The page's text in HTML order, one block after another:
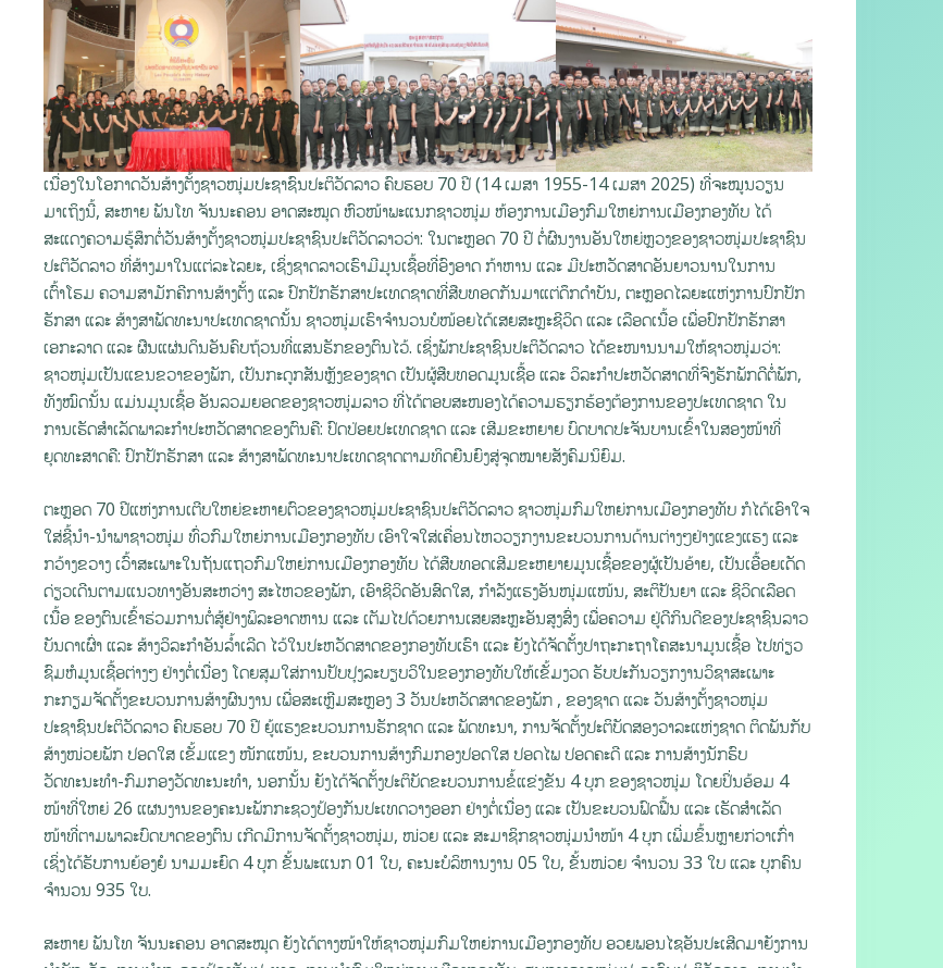
ເນື່ອງໃນໂອກາດວັນສ້າງຕັ້ງຊາວໜຸ່ມປະຊາຊົນປະຕິວັດລາວ ຄົບຮອບ 70 ປີ (14 ເມສາ 1955-14 ເມສາ 2025) ທີ່ຈະໝູນວຽນ
ມາເຖິງນີ້, ສະຫາຍ ພັນໂທ ຈັນນະຄອນ ອາດສະໝຸດ ຫົວໜ້າພະແນກຊາວໜຸ່ມ ຫ້ອງການເມືອງກົມໃຫຍ່ການເມືອງກອງທັບ ໄດ້
ສະແດງຄວາມຮູ້ສຶກຕໍ່ວັນສ້າງຕັ້ງຊາວໜຸ່ມປະຊາຊົນປະຕິວັດລາວວ່າ: ໃນຕະຫຼອດ 70 ປີ ຕໍ່ຜົນງານອັນໃຫຍ່ຫຼວງຂອງຊາວໜຸ່ມປະຊາຊົນ
ປະຕິວັດລາວ ທີ່ສ້າງມາໃນແຕ່ລະໄລຍະ, ເຊິ່ງຊາດລາວເຮົາມີມູນເຊື້ອທີ່ອົງອາດ ກ້າຫານ ແລະ ມີປະຫວັດສາດອັນຍາວນານໃນການ
ເຕົ້າໂຮມ ຄວາມສາມັກຄີການສ້າງຕັ້ງ ແລະ ປົກປັກຮັກສາປະເທດຊາດທີ່ສືບທອດກັນມາແຕ່ດຶກດຳບັນ, ຕະຫຼອດໄລຍະແຫ່ງການປົກປັກ
ຮັກສາ ແລະ ສ້າງສາພັດທະນາປະເທດຊາດນັ້ນ ຊາວໜຸ່ມເຮົາຈໍານວນບໍໜ້ອຍໄດ້ເສຍສະຫຼະຊີວິດ ແລະ ເລືອດເນື້ອ ເພື່ອປົກປັກຮັກສາ
ເອກະລາດ ແລະ ຜືນແຜ່ນດິນອັນຄົບຖ້ວນທີ່ແສນຮັກຂອງຕົນໄວ້. ເຊິ່ງພັກປະຊາຊົນປະຕິວັດລາວ ໄດ້ຂະໜານນາມໃຫ້ຊາວໜຸ່ມວ່າ:
ຊາວໜຸ່ມເປັນແຂນຂວາຂອງພັກ, ເປັນກະດູກສັນຫຼັງຂອງຊາດ ເປັນຜູ້ສືບທອດມູນເຊື້ອ ແລະ ວິລະກຳປະຫວັດສາດທີ່ຈົງຮັກພັກດີຕໍ່ພັກ,
ທັງໝົດນັ້ນ ແມ່ນມູນເຊື້ອ ອັນລວມຍອດຂອງຊາວໜຸ່ມລາວ ທີ່ໄດ້ຕອບສະໜອງໄດ້ຄວາມຮຽກຮ້ອງຕ້ອງການຂອງປະເທດຊາດ ໃນ
ການເຮັດສໍາເລັດພາລະກຳປະຫວັດສາດຂອງຕົນຄື: ປົດປ່ອຍປະເທດຊາດ ແລະ ເສີມຂະຫຍາຍ ບົດບາດປະຈັນບານເຂົ້າໃນສອງໜ້າທີ່
ຍຸດທະສາດຄື: ປົກປັກຮັກສາ ແລະ ສ້າງສາພັດທະນາປະເທດຊາດຕາມທິດຍືນຍົງສູ່ຈຸດໝາຍສັງຄົມນິຍົມ.
ຕະຫຼອດ 70 ປີແຫ່ງການເຕີບໃຫຍ່ຂະຫາຍຕົວຂອງຊາວໜຸ່ມປະຊາຊົນປະຕິວັດລາວ ຊາວໜຸ່ມກົມໃຫຍ່ການເມືອງກອງທັບ ກໍໄດ້ເອົາໃຈ
ໃສ່ຊີ້ນໍາ-ນໍາພາຊາວໜຸ່ມ ທົ່ວກົມໃຫຍ່ການເມືອງກອງທັບ ເອົາໃຈໃສ່ເຄື່ອນໄຫວວຽກງານຂະບວນການດ້ານຕ່າງໆຢ່າງແຂງແຮງ ແລະ
ກວ້າງຂວາງ ເວົ້າສະເພາະໃນຖັນແຖວກົມໃຫຍ່ການເມືອງກອງທັບ ໄດ້ສືບທອດເສີມຂະຫຍາຍມູນເຊື້ອຂອງຜູ້ເປັນອ້າຍ, ເປັນເອື້ອຍເດັດ
ດ່ຽວເດີນຕາມແນວທາງອັນສະຫວ່າງ ສະໄຫວຂອງພັກ, ເອົາຊີວິດອັນສົດໃສ, ກຳລັງແຮງອັນໜຸ່ມແໜ້ນ, ສະຕິປັນຍາ ແລະ ຊີວິດເລືອດ
ເນື້ອ ຂອງຕົນເຂົ້າຮ່ວມການຕໍ່ສູ້ຢ່າງພິລະອາດຫານ ແລະ ເຕັມໄປດ້ວຍການເສຍສະຫຼະອັນສູງສົ່ງ ເພື່ອຄວາມ ຢູ່ດີກິນດີຂອງປະຊາຊົນລາວ
ບັນດາເຜົ່າ ແລະ ສ້າງວິລະກຳອັນລ້ຳເລີດ ໄວ້ໃນປະຫວັດສາດຂອງກອງທັບເຮົາ ແລະ ຍັງໄດ້ຈັດຕັ້ງປາຖະກະຖາໂຄສະນາມູນເຊື້ອ ໄປທ່ຽວ
ຊົມຫໍມູນເຊື້ອຕ່າງໆ ຢ່າງຕໍ່ເນື່ອງ ໂດຍສຸມໃສ່ການປັບປຸງລະບຽບວິໃນຂອງກອງທັບໃຫ້ເຂັ້ມງວດ ຮັບປະກັນວຽກງານວິຊາສະເພາະ
ກະກຽມຈັດຕັ້ງຂະບວນການສ້າງຜົນງານ ເພື່ອສະເຫຼີມສະຫຼອງ 3 ວັນປະຫວັດສາດຂອງພັກ , ຂອງຊາດ ແລະ ວັນສ້າງຕັ້ງຊາວໜຸ່ມ
ປະຊາຊົນປະຕິວັດລາວ ຄົບຮອບ 70 ປີ ຍູ້ແຮງຂະບວນການຮັກຊາດ ແລະ ພັດທະນາ, ການຈັດຕັ້ງປະຕິບັດສອງວາລະແຫ່ງຊາດ ຕິດພັນກັບ
ສ້າງໜ່ວຍພັກ ປອດໃສ ເຂັ້ມແຂງ ໜັກແໜ້ນ, ຂະບວນການສ້າງກົມກອງປອດໃສ ປອດໄພ ປອດຄະດີ ແລະ ການສ້າງນັກຮົບ
ວັດທະນະທຳ-ກົມກອງວັດທະນະທຳ, ນອກນັ້ນ ຍັງໄດ້ຈັດຕັ້ງປະຕິບັດຂະບວນການຂໍ້ແຂ່ງຂັນ 4 ບຸກ ຂອງຊາວໜຸ່ມ ໂດຍປິ່ນອ້ອມ 4
ໜ້າທີ່ໃຫຍ່ 26 ແຜນງານຂອງຄະນະພັກກະຊວງປ້ອງກັນປະເທດວາງອອກ ຢ່າງຕໍ່ເນື່ອງ ແລະ ເປັນຂະບວນຟົດຟື້ນ ແລະ ເຮັດສຳເລັດ
ໜ້າທີ່ຕາມພາລະບົດບາດຂອງຕົນ ເກີດມີການຈັດຕັ້ງຊາວໜຸ່ມ, ໜ່ວຍ ແລະ ສະມາຊິກຊາວໜຸ່ມນໍາໜ້າ 4 ບຸກ ເພີ່ມຂຶ້ນຫຼາຍກ່ວາເກົ່າ
ເຊິ່ງໄດ້ຮັບການຍ້ອງຍໍ ນາມມະຍົດ 4 ບຸກ ຂັ້ນພະແນກ 01 ໃບ, ຄະນະບໍລິຫານງານ 05 ໃບ, ຂັ້ນໜ່ວຍ ຈໍານວນ 33 ໃບ ແລະ ບຸກຄົນ
ຈໍານວນ 935 ໃບ.
ສະຫາຍ ພັນໂທ ຈັນນະຄອນ ອາດສະໝຸດ ຍັງໄດ້ຕາງໜ້າໃຫ້ຊາວໜຸ່ມກົມໃຫຍ່ການເມືອງກອງທັບ ອວຍພອນໄຊອັນປະເສີດມາຍັງການ